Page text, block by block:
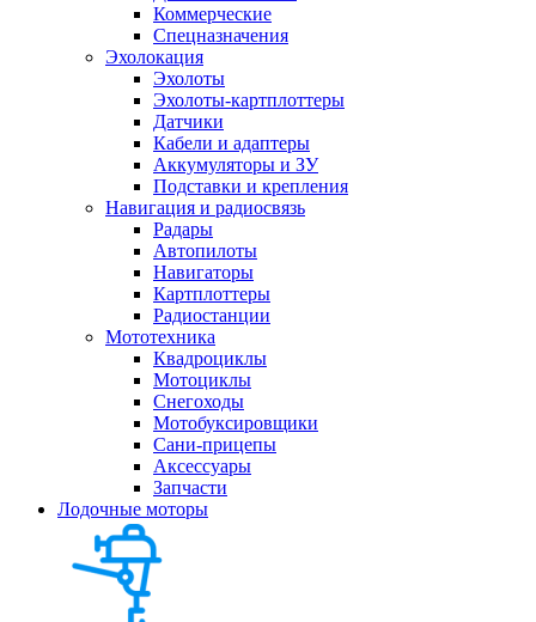
Коммерческие
Спецназначения
Эхолокация
Эхолоты
Эхолоты-картплоттеры
Датчики
Кабели и адаптеры
Аккумуляторы и ЗУ
Подставки и крепления
Навигация и радиосвязь
Радары
Автопилоты
Навигаторы
Картплоттеры
Радиостанции
Мототехника
Квадроциклы
Мотоциклы
Снегоходы
Мотобуксировщики
Сани-прицепы
Аксессуары
Запчасти
Лодочные моторы